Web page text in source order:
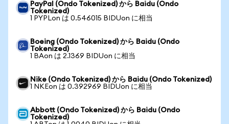
PayPal (Ondo Tokenized) から Baidu (Ondo
Tokenized)
1 PYPLon は 0.546015 BIDUon に相当
Boeing (Ondo Tokenized) から Baidu (Ondo
Tokenized)
1 BAon は 2.1369 BIDUon に相当
Nike (Ondo Tokenized) から Baidu (Ondo Tokenized)
1 NKEon は 0.392969 BIDUon に相当
Abbott (Ondo Tokenized) から Baidu (Ondo
Tokenized)